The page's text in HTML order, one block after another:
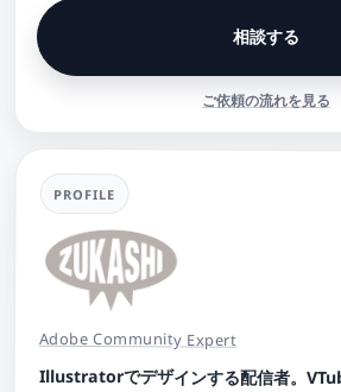
相談する
ご依頼の流れを見る
PROFILE
Adobe Community Expert
Illustratorでデザインする配信者。